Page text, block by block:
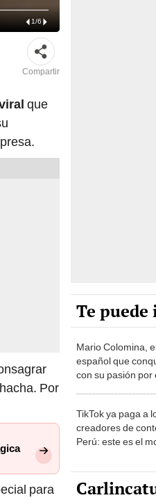
1/6
Compartir
que
Por
para
Te
Mario Colomina,
español que
con su pasión por
TikTok ya paga a
creadores de
Perú: este es el
1.000 vistas